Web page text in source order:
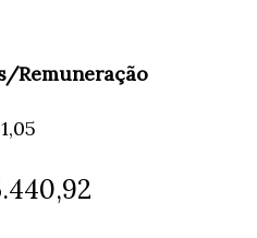
Remuneração